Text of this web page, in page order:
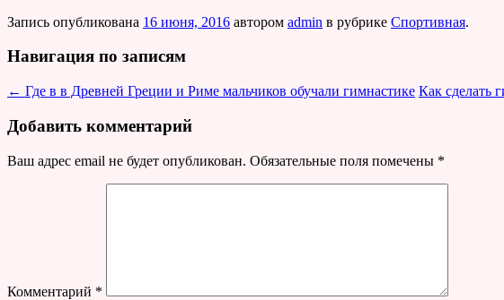
Запись опубликована 16 июня, 2016 автором admin в рубрике Спортивная.
Навигация по записям
← Где в в Древней Греции и Риме мальчиков обучали гимнастике Как сделать
Добавить комментарий
Ваш адрес email не будет опубликован. Обязательные поля помечены *
Комментарий *